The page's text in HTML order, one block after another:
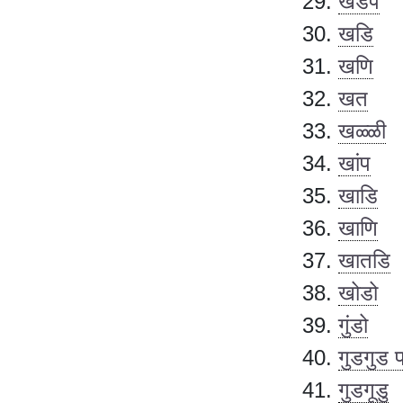
खडि
खणि
खत
खळ्ळी
खांप
खाडि
खाणि
खातडि
खोडो
गुंडो
गुडगुड
गुडगूडु